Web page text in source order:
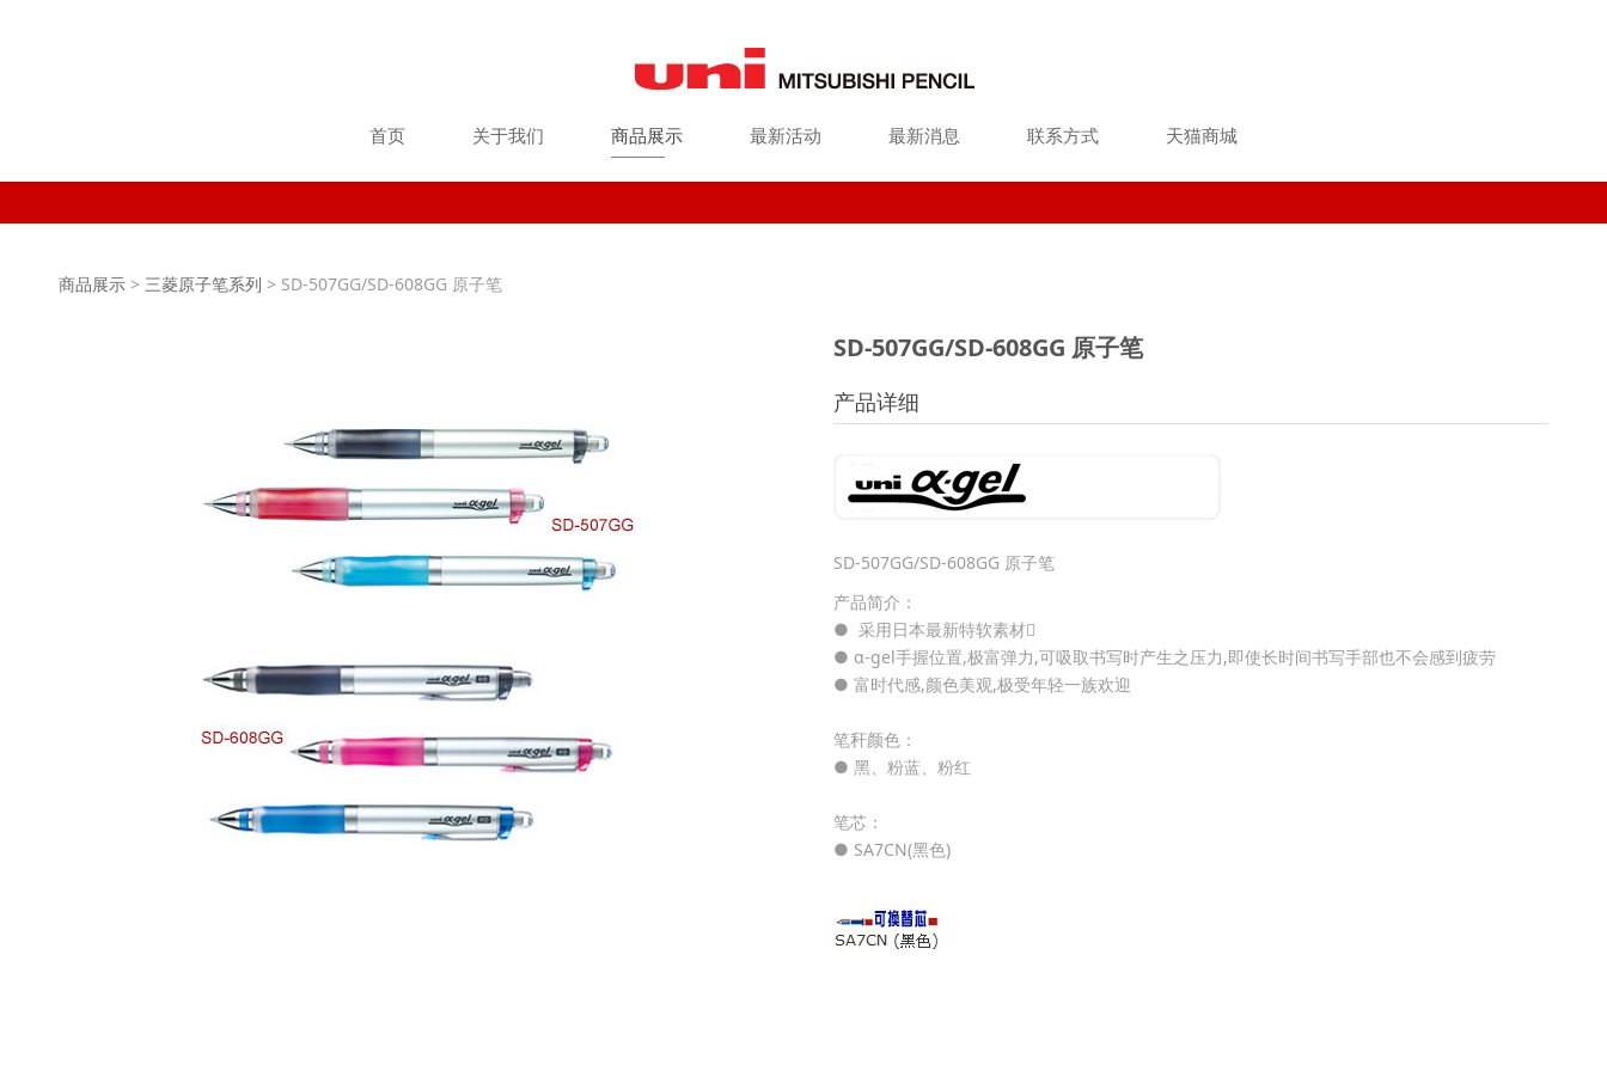
首页 关于我们 商品展示 最新活动 最新消息 联系方式 天猫商城
SD-507GG/SD-608GG 原子笔
商品展示 > 三菱原子笔系列 > SD-507GG/SD-608GG 原子笔
SD-507GG/SD-608GG 原子笔
产品详细
SD-507GG/SD-608GG 原子笔
产品简介：
● 采用日本最新特软素材
● α-gel手握位置,极富弹力,可吸取书写时产生之压力,即使长时间书写手部也不会感到疲劳
● 富时代感,颜色美观,极受年轻一族欢迎
笔秆颜色：
● 黑、粉蓝、粉红
笔芯：
● SA7CN(黑色)